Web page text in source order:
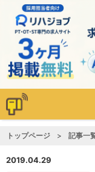
トップページ 記事一
2019.04.29